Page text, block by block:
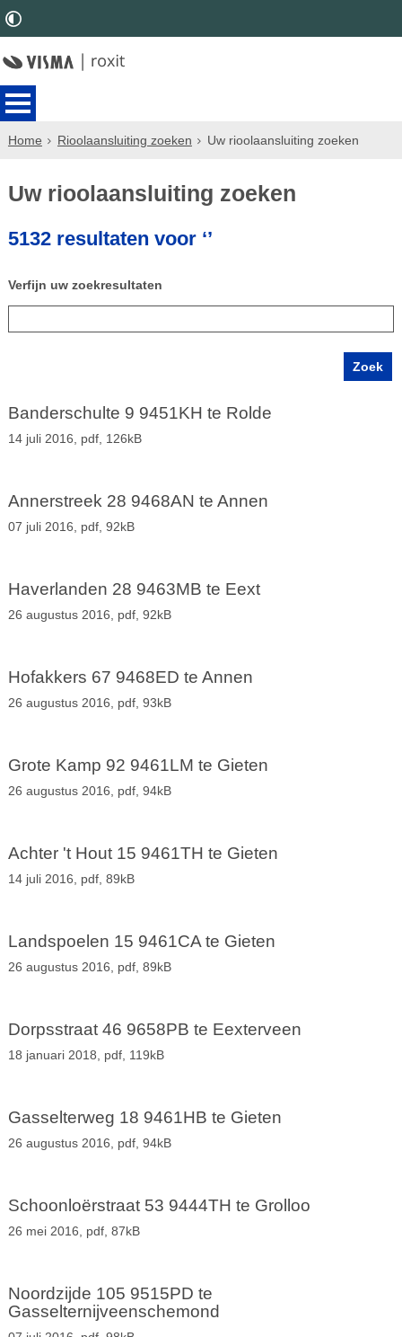
Home Rioolaansluiting zoeken Uw rioolaansluiting zoeken
Uw rioolaansluiting zoeken
5132 resultaten voor ‘’
Verfijn uw zoekresultaten
Banderschulte 9 9451KH te Rolde
14 juli 2016, pdf, 126kB
Annerstreek 28 9468AN te Annen
07 juli 2016, pdf, 92kB
Haverlanden 28 9463MB te Eext
26 augustus 2016, pdf, 92kB
Hofakkers 67 9468ED te Annen
26 augustus 2016, pdf, 93kB
Grote Kamp 92 9461LM te Gieten
26 augustus 2016, pdf, 94kB
Achter 't Hout 15 9461TH te Gieten
14 juli 2016, pdf, 89kB
Landspoelen 15 9461CA te Gieten
26 augustus 2016, pdf, 89kB
Dorpsstraat 46 9658PB te Eexterveen
18 januari 2018, pdf, 119kB
Gasselterweg 18 9461HB te Gieten
26 augustus 2016, pdf, 94kB
Schoonloërstraat 53 9444TH te Grolloo
26 mei 2016, pdf, 87kB
Noordzijde 105 9515PD te
Gasselternijveenschemond